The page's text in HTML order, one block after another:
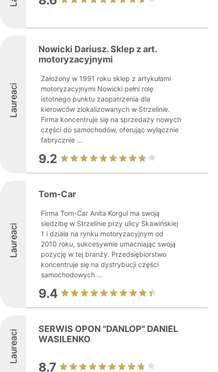
Laureaci
Nowicki Dariusz. Sklep z art.
motoryzacyjnymi
Założony w 1991 roku sklep z artykułami
motoryzacyjnymi Nowicki pełni rolę
istotnego punktu zaopatrzenia dla
kierowców zlokalizowanych w Strzelinie.
Firma koncentruje się na sprzedaży nowych
części do samochodów, oferując wyłącznie
fabrycznie ...
9.2
Laureaci
Tom-Car
Firma Tom-Car Anita Korgul ma swoją
siedzibę w Strzelinie przy ulicy Skawińskiej
1 i działa na rynku motoryzacyjnym od
2010 roku, sukcesywnie umacniając swoją
pozycję w tej branży. Przedsiębiorstwo
koncentruje się na dystrybucji części
samochodowych ...
9.4
Laureaci
SERWIS OPON "DANLOP" DANIEL
WASILENKO
8.7